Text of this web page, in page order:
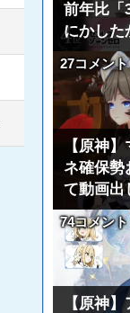
前年比「
にかした
27コメント
【原神
ネ確保勢
て動画出
74コメント
【原神